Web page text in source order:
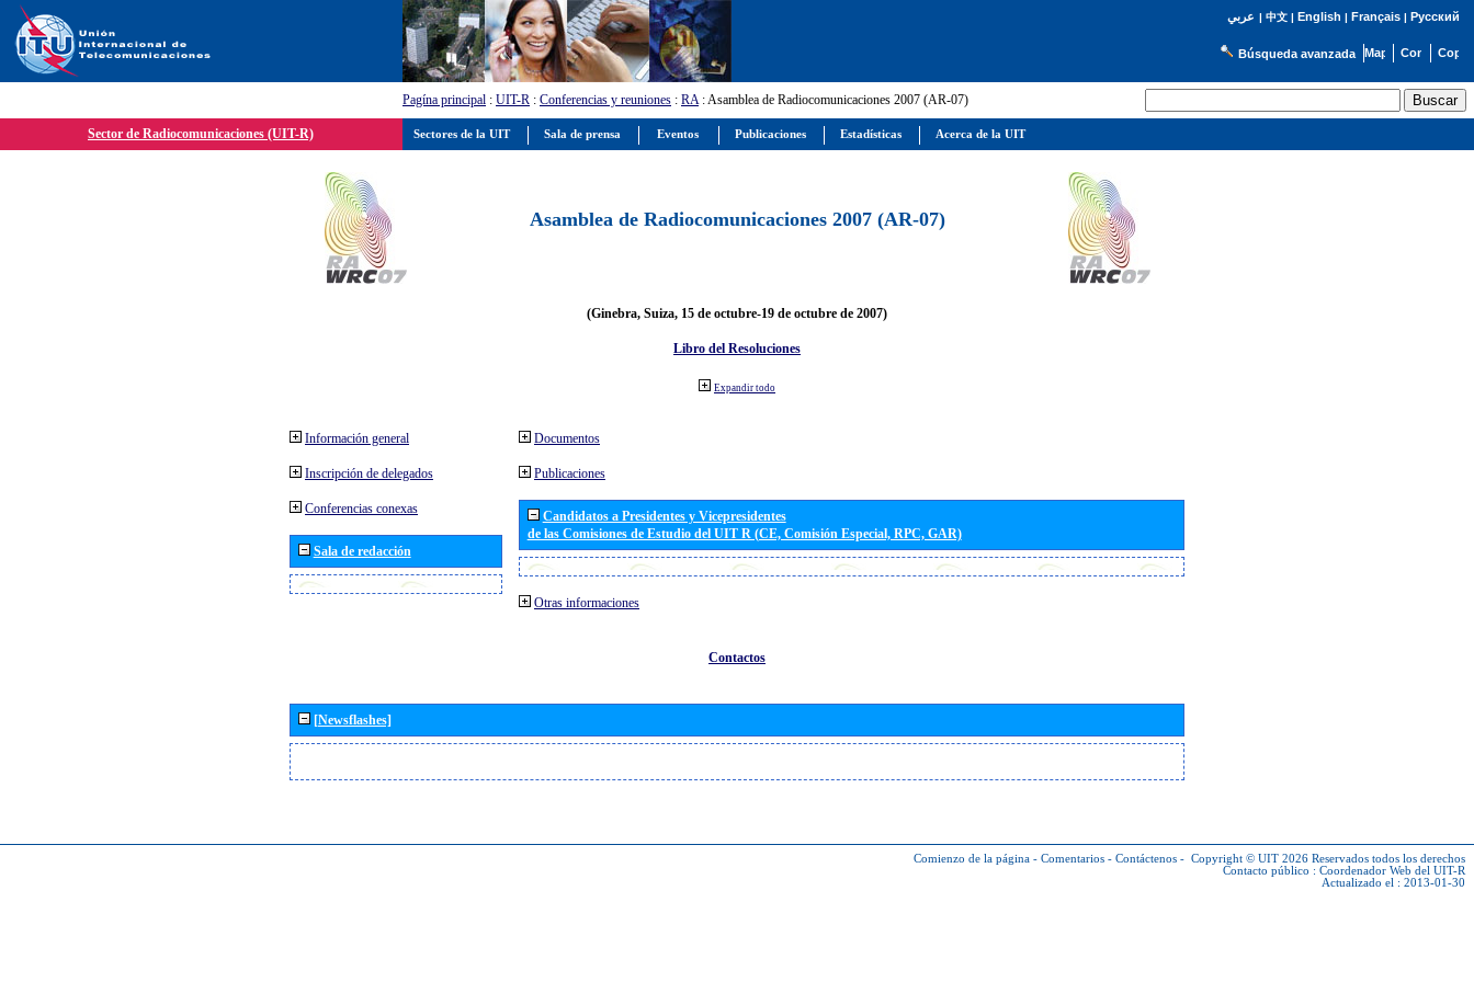
عربي | 中文| English | Français| Русский
Búsqueda avanzada
Pagína principal : UIT-R : Conferencias y reuniones : RA: Asamblea de Radiocomunicaciones 2007 (AR-07)
Sector de Radiocomunicaciones (UIT-R)
Asamblea de Radiocomunicaciones 2007 (AR-07)
(Ginebra, Suiza, 15 de octubre-19 de octubre de 2007)
Libro del Resoluciones
Expandir todo
Información general
Inscripción de delegados
Conferencias conexas
Sala de redacción
Documentos
Publicaciones
Candidatos a Presidentes y Vicepresidentes
de las Comisiones de Estudio del UIT R (CE, Comisión Especial, RPC, GAR)
Otras informaciones
Contactos
[Newsflashes]
Comienzo de la página - Comentarios - Contáctenos - Copyright © UIT 2026 Reservados todos los derechos
Contacto público : Coordenador Web del UIT-R
Actualizado el : 2013-01-30
Sectores de la UIT Sala de prensa Eventos Publicaciones Estadísticas Acerca de la UIT